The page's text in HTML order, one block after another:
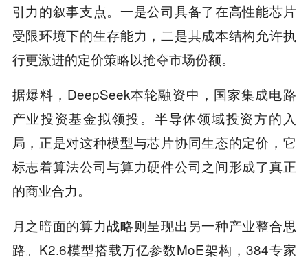
引力的叙事支点。一是公司具备了在高性能芯片
受限环境下的生存能力，二是其成本结构允许执
行更激进的定价策略以抢夺市场份额。
据爆料，DeepSeek本轮融资中，国家集成电路
产业投资基金拟领投。半导体领域投资方的入
局，正是对这种模型与芯片协同生态的定价，它
标志着算法公司与算力硬件公司之间形成了真正
的商业合力。
月之暗面的算力战略则呈现出另一种产业整合思
路。K2.6模型搭载万亿参数MoE架构，384专家